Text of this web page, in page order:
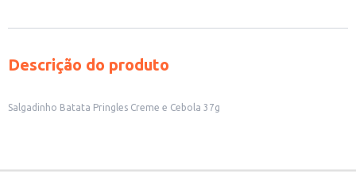
Descrição do produto
Salgadinho Batata Pringles Creme e Cebola 37g